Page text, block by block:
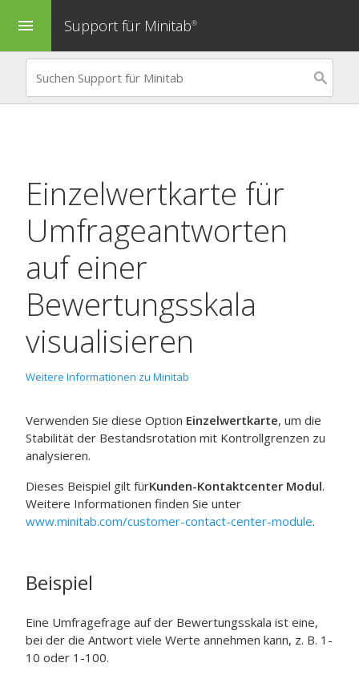
menu Support für Minitab®
Einzelwertkarte für
Umfrageantworten
auf einer
Bewertungsskala
visualisieren
Weitere Informationen zu Minitab
Verwenden Sie diese Option Einzelwertkarte, um die
Stabilität der Bestandsrotation mit Kontrollgrenzen zu
analysieren.
Dieses Beispiel gilt fürKunden-Kontaktcenter Modul.
Weitere Informationen finden Sie unter
www.minitab.com/customer-contact-center-module.
Beispiel
Eine Umfragefrage auf der Bewertungsskala ist eine,
bei der die Antwort viele Werte annehmen kann, z. B. 1-
10 oder 1-100.